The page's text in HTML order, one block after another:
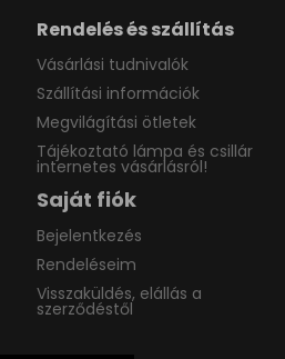
Rendelés és szállítás
Vásárlási tudnivalók
Szállítási információk
Megvilágítási ötletek
Tájékoztató lámpa és csillár
internetes vásárlásról!
Saját fiók
Bejelentkezés
Rendeléseim
Visszaküldés, elállás a
szerződéstől